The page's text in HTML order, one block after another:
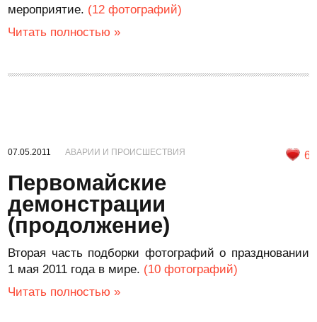
мероприятие. (12 фотографий)
Читать полностью »
07.05.2011 АВАРИИ И ПРОИСШЕСТВИЯ 6
Первомайские
демонстрации
(продолжение)
Вторая часть подборки фотографий о праздновании
1 мая 2011 года в мире. (10 фотографий)
Читать полностью »